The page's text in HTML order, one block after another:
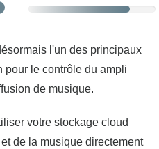
l'un des principaux
pour le contrôle du ampli
de musique.
votre stockage cloud
de la musique directement